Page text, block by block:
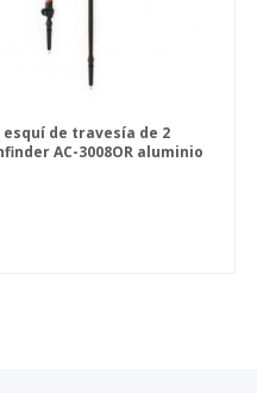
de travesía de 2
AC-3008OR aluminio